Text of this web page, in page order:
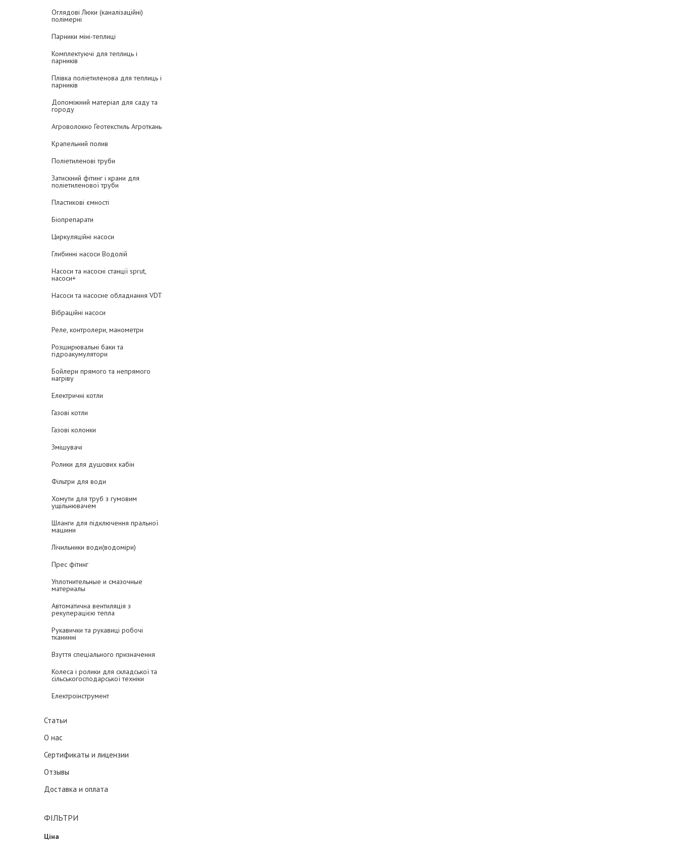
Оглядові Люки (каналізаційні)
полімерні
Парники міні-теплиці
Комплектуючі для теплиць і
парників
Плівка поліетиленова для теплиць і
парників
Допоміжний матеріал для саду та
городу
Агроволокно Геотекстиль Агроткань
Крапельний полив
Поліетиленові труби
Затискний фітинг і крани для
поліетиленової труби
Пластикові ємності
Біопрепарати
Циркуляційні насоси
Глибинні насоси Водолій
Насоси та насосні станції sprut,
насоси+
Насоси та насосне обладнання VDT
Вібраційні насоси
Реле, контролери, манометри
Розширювальні баки та
гідроакумулятори
Бойлери прямого та непрямого
нагріву
Електричні котли
Газові котли
Газові колонки
Змішувачі
Ролики для душових кабін
Фільтри для води
Хомути для труб з гумовим
ущільнювачем
Шланги для підключення пральної
машини
Лічильники води(водоміри)
Прес фітинг
Уплотнительные и смазочные
материалы
Автоматична вентиляція з
рекуперацією тепла
Рукавички та рукавиці робочі
тканинні
Взуття спеціального призначення
Колеса і ролики для складської та
сільськогосподарської техніки
Електроінструмент
Статьи
О нас
Сертификаты и лицензии
Отзывы
Доставка и оплата
ФІЛЬТРИ
Ціна